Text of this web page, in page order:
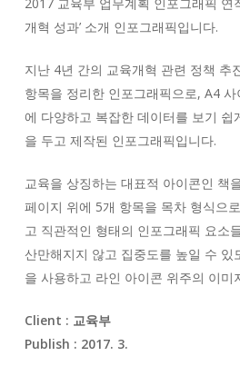
개혁 성과’ 소개 인포그래픽입니다.
지난 4년 간의 교육개혁 관련 정책 추
항목을 정리한 인포그래픽으로, A4
에 다양하고 복잡한 데이터를 보기 쉽
을 두고 제작된 인포그래픽입니다.
교육을 상징하는 대표적 아이콘인 책
페이지 위에 5개 항목을 목차 형식으
고 직관적인 형태의 인포그래픽 요소
산만해지지 않고 집중도를 높일 수 있
을 사용하고 라인 아이콘 위주의 이미
Client : 교육부
Publish : 2017. 3.